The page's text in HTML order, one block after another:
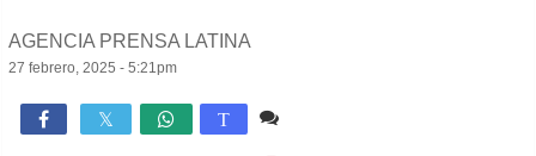
AGENCIA PRENSA LATINA
27 febrero, 2025 - 5:21pm
 T